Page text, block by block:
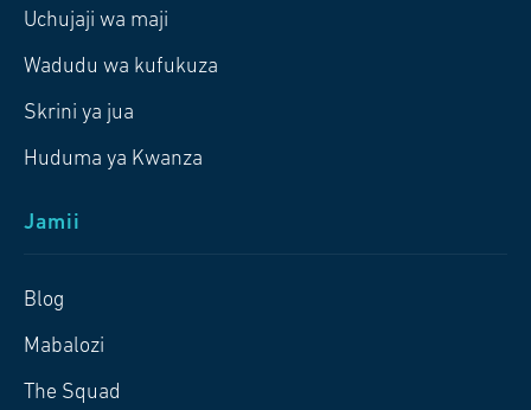
Uchujaji wa maji
Wadudu wa kufukuza
Skrini ya jua
Huduma ya Kwanza
Jamii
Blog
Mabalozi
The Squad